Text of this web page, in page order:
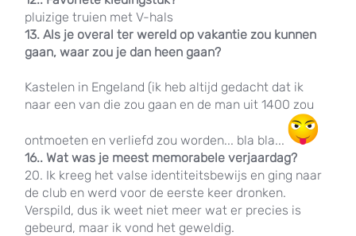
pluizige truien met V-hals
13. Als je overal ter wereld op vakantie zou kunnen
gaan, waar zou je dan heen gaan?
Kastelen in Engeland (ik heb altijd gedacht dat ik
naar een van die zou gaan en de man uit 1400 zou
ontmoeten en verliefd zou worden... bla bla...
16.. Wat was je meest memorabele verjaardag?
20. Ik kreeg het valse identiteitsbewijs en ging naar
de club en werd voor de eerste keer dronken.
Verspild, dus ik weet niet meer wat er precies is
gebeurd, maar ik vond het geweldig.